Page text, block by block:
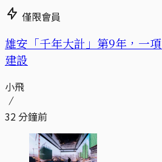
僅限會員
雄安「千年大計」第9年，一
建設
小飛
32 分鐘前